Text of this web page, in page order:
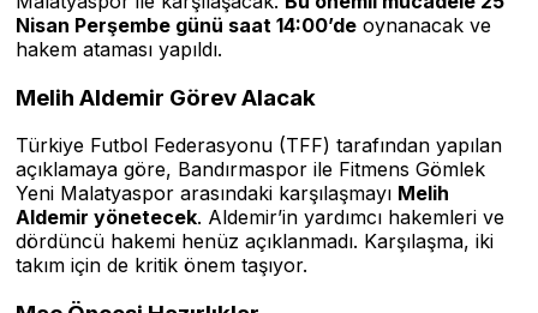
Nisan Perşembe günü saat 14:00’de oynanacak ve
hakem ataması yapıldı.
Melih Aldemir Görev Alacak
Türkiye Futbol Federasyonu (TFF) tarafından yapılan
açıklamaya göre, Bandırmaspor ile Fitmens Gömlek
Yeni Malatyaspor arasındaki karşılaşmayı Melih
Aldemir yönetecek. Aldemir’in yardımcı hakemleri ve
dördüncü hakemi henüz açıklanmadı. Karşılaşma, iki
takım için de kritik önem taşıyor.